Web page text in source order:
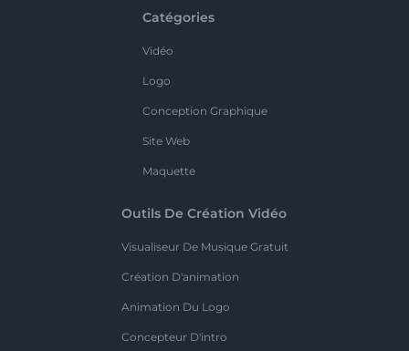
Catégories
Vidéo
Logo
Conception Graphique
Site Web
Maquette
Outils De Création Vidéo
Visualiseur De Musique Gratuit
Création D'animation
Animation Du Logo
Concepteur D'intro